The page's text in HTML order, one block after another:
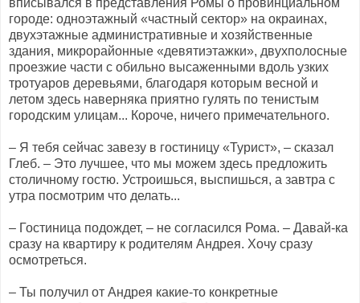
городе: одноэтажный «частный сектор» на окраинах,
двухэтажные административные и хозяйственные
здания, микрорайонные «девятиэтажки», двухполосные
проезжие части с обильно высаженными вдоль узких
тротуаров деревьями, благодаря которым весной и
летом здесь наверняка приятно гулять по тенистым
городским улицам... Короче, ничего примечательного.
– Я тебя сейчас завезу в гостиницу «Турист», – сказал
Глеб. – Это лучшее, что мы можем здесь предложить
столичному гостю. Устроишься, выспишься, а завтра с
утра посмотрим что делать...
– Гостиница подождет, – не согласился Рома. – Давай-ка
сразу на квартиру к родителям Андрея. Хочу сразу
осмотреться.
– Ты получил от Андрея какие-то конкретные